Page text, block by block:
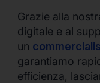
Grazie alla
digitale e al
un
garantiamo
efficienza,